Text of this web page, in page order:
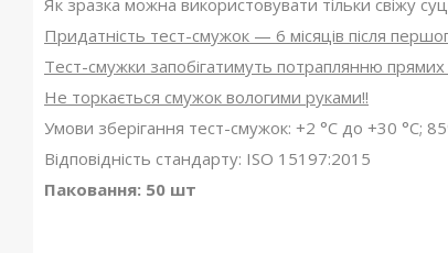
Як зразка можна використовувати тільки свіжу
Придатність тест-смужок — 6 місяців після
Тест-смужки запобігатимуть потраплянню
Не торкається смужок вологими руками!!
Умови зберігання тест-смужок: +2 °C до +30 °C;
Відповідність стандарту: ISO 15197:2015
Паковання: 50 шт